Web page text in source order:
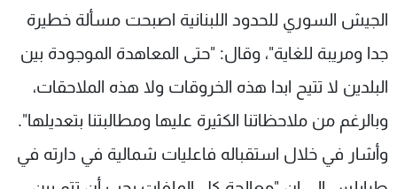
الجيش السوري للحدود اللبنانية اصبحت مسألة خطيرة
جدا ومريبة للغاية"، وقال: "حتى المعاهدة الموجودة بين
البلدين لا تتيح ابدا هذه الخروقات ولا هذه الملاحقات،
وبالرغم من ملاحظاتنا الكثيرة عليها ومطالبتنا بتعديلها".
وأشار في خلال استقباله فاعليات شمالية في دارته في
البرامج
جدول البرامج
شاهد البرامج
الترددات